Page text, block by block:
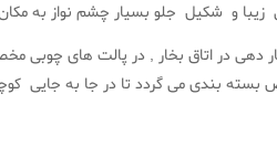
زیبا و شکیل جلو بسیار چشم نواز به
دهی در اتاق بخار , در پالت های چوبی
بندی می گردد تا در جا به جایی